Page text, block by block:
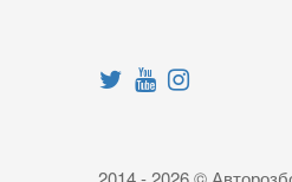
X5 III F15
X5 IV G05